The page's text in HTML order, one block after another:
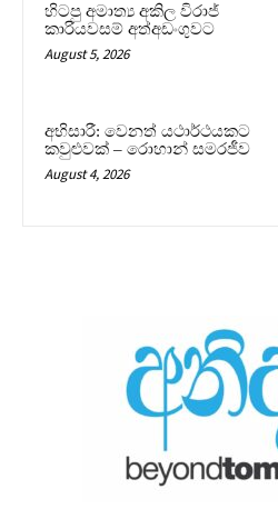
හිටපු අමාත්‍ය අකිල විරාජ්
කාරියවසම් අත්අඩංගුවට
August 5, 2026
අභිසාරී: වෙනත් යථාර්ථයකට
කවුළුවක් – රොහාන් සමරජීව
August 4, 2026